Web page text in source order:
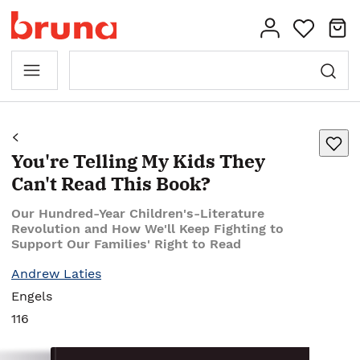
You're Telling My Kids They
Can't Read This Book?
Our Hundred-Year Children's-Literature
Revolution and How We'll Keep Fighting to
Support Our Families' Right to Read
Andrew Laties
Engels
116